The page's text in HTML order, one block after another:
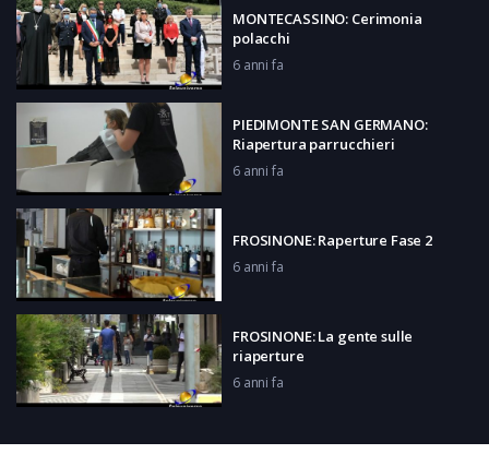
MONTECASSINO: Cerimonia
polacchi
6 anni fa
PIEDIMONTE SAN GERMANO:
Riapertura parrucchieri
6 anni fa
FROSINONE: Raperture Fase 2
6 anni fa
FROSINONE: La gente sulle
riaperture
6 anni fa